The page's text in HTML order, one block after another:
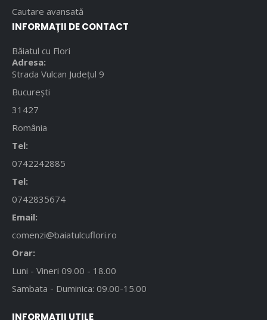
Cautare avansată
INFORMAȚII DE CONTACT
Băiatul cu Flori
Adresa:
Strada Vulcan Județul 9
București
31427
România
Tel:
0742242885
Tel:
0742835674
Email:
comenzi@baiatulcuflori.ro
Orar:
Luni - Vineri 09.00 - 18.00
Sambata - Duminica: 09.00-15.00
INFORMAȚII UTILE